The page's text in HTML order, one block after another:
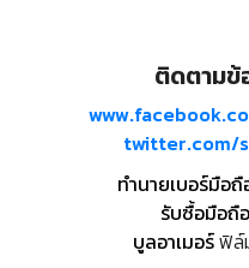
ติดตามข้
twitter.com/
ทำนายเบอร์มือ
รับซื้อมือถือ
บูลอาเมอร์ฟิล์